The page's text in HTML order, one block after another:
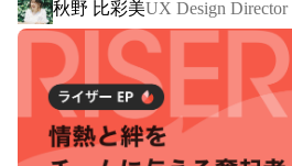
ブランディングなど
日本を代表する大企業からスタート
ェクト総数は2,000件以上。
https://goodpatch.com/work
秋野 比彩美UX Design Director